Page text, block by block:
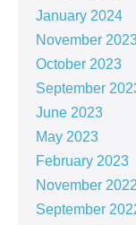
January 2024
November
October 2023
September
June 2023
May 2023
February 2023
November 2022
September